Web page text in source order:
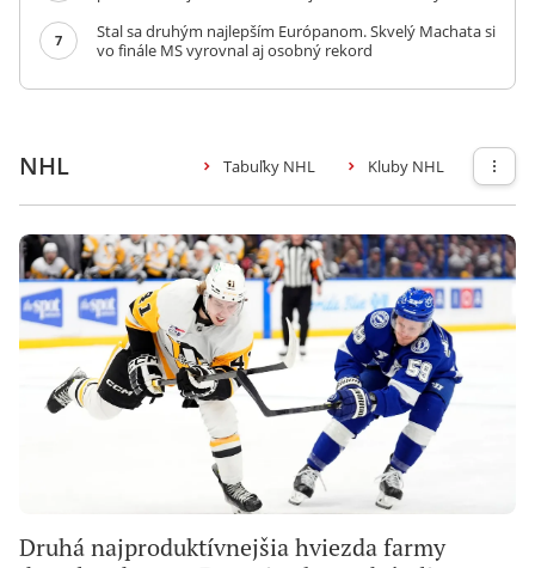
7
Stal sa druhým najlepším Európanom. Skvelý Machata si
vo finále MS vyrovnal aj osobný rekord
NHL Tabuľky NHL Kluby NHL
Druhá najproduktívnejšia hviezda farmy